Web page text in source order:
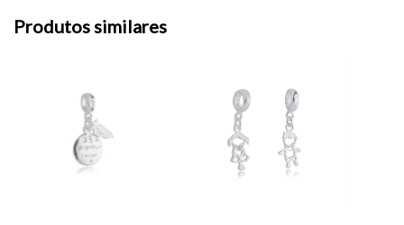
Produtos similares